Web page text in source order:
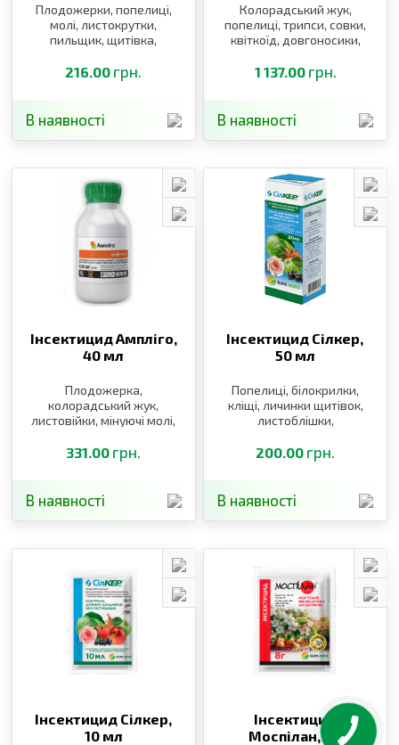
Плодожерки, попелиці,
молі, листокрутки,
пильщик, щитівка,
п’явиці, довгоносики,
саранові, білокрилки
216.00 грн.
В наявності
Колорадський жук,
попелиці, трипси, совки,
квіткоїд, довгоносики,
мінуючі молі, листовійка,
листоблішки
1 137.00 грн.
В наявності
Інсектицид Ампліго,
40 мл
Плодожерка,
колорадський жук,
листовійки, мінуючі молі,
331.00 грн.
В наявності
Інсектицид Сілкер,
50 мл
Попелиці, білокрилки,
кліщі, личинки щитівок,
листоблішки,
200.00 грн.
В наявності
Інсектицид Сілкер,
10 мл
Інсектицид
Моспілан, 8 г